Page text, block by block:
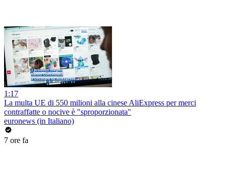
1:17
La multa UE di 550 milioni alla cinese AliExpress per merci
contraffatte o nocive è "sproporzionata"
euronews (in Italiano)
7 ore fa